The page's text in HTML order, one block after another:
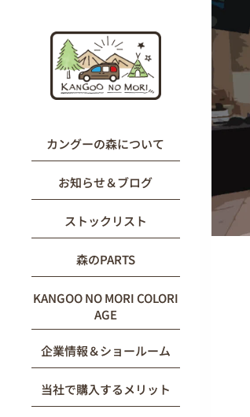
カングーの森について
お知らせ＆ブログ
ストックリスト
森のPARTS
KANGOO NO MORI COLORI
AGE
企業情報＆ショールーム
当社で購入するメリット